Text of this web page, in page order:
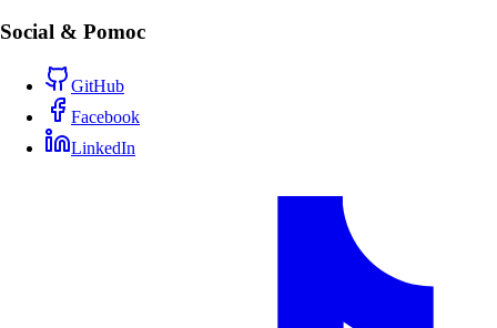
Social & Pomoc
GitHub
Facebook
LinkedIn